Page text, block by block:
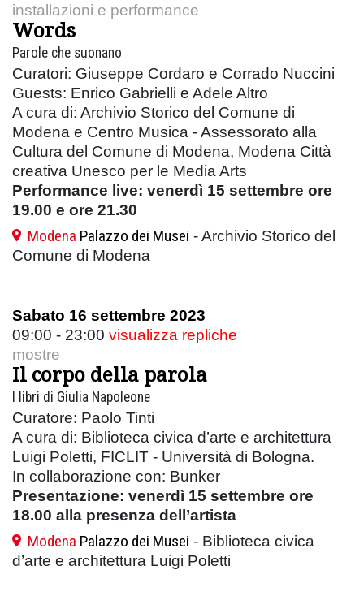
installazioni e performance
Words
Parole che suonano
Curatori: Giuseppe Cordaro e Corrado Nuccini
Guests: Enrico Gabrielli e Adele Altro
A cura di: Archivio Storico del Comune di
Modena e Centro Musica - Assessorato alla
Cultura del Comune di Modena, Modena Città
creativa Unesco per le Media Arts
Performance live: venerdì 15 settembre ore
19.00 e ore 21.30
Modena Palazzo dei Musei - Archivio Storico del
Comune di Modena
Sabato 16 settembre 2023
09:00 - 23:00 visualizza repliche
mostre
Il corpo della parola
I libri di Giulia Napoleone
Curatore: Paolo Tinti
A cura di: Biblioteca civica d’arte e architettura
Luigi Poletti, FICLIT - Università di Bologna.
In collaborazione con: Bunker
Presentazione: venerdì 15 settembre ore
18.00 alla presenza dell’artista
Modena Palazzo dei Musei - Biblioteca civica
d’arte e architettura Luigi Poletti